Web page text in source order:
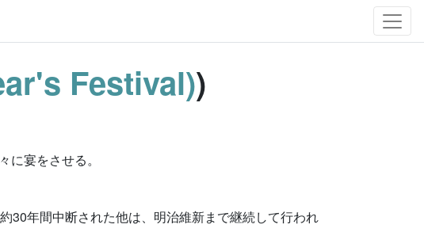
Festival))
宴をさせる。
30年間中断された他は、明治維新まで継続して行われ